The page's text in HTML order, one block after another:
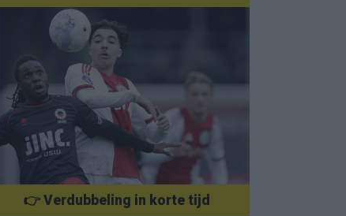
👉 Verdubbeling in korte tijd